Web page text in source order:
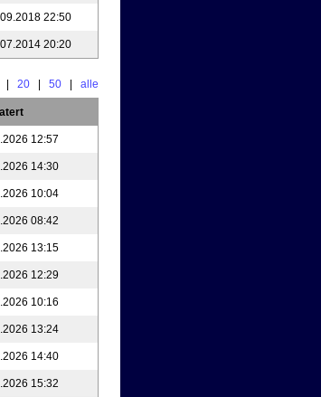
22:50
20:20
| 20 | 50 | alle
12:57
14:30
10:04
08:42
13:15
12:29
10:16
13:24
14:40
15:32